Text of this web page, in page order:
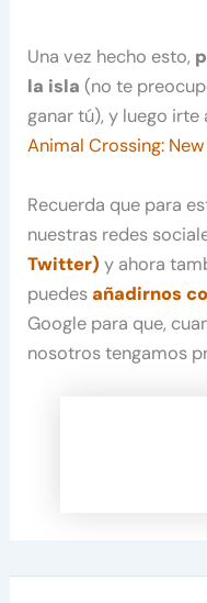
Una vez hecho esto,
la isla (no te
ganar tú), y luego
Animal Crossing:
Recuerda que para
nuestras redes
Twitter) y ahora
puedesañadirnos
Google para que,
nosotros tengamos